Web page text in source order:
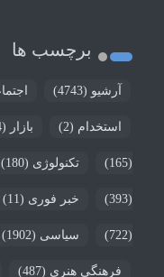
برچسب ها
آرشیو (4743)
استخدام (2) بازار (404)
(165) تکنولوژی (180)
(393) خبر فوری (11)
(722) سیاسی (1902)
فرهنگی هنری (487)